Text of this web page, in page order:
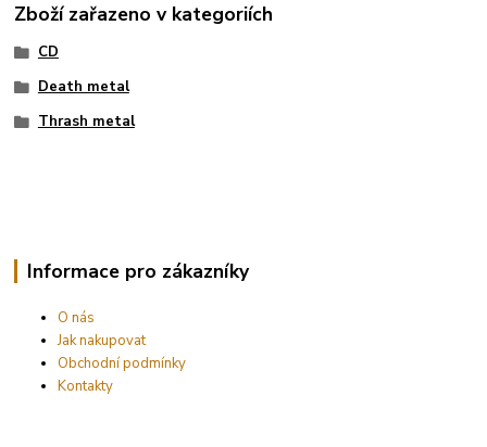
Zboží zařazeno v kategoriích
CD
Death metal
Thrash metal
Informace pro zákazníky
O nás
Jak nakupovat
Obchodní podmínky
Kontakty